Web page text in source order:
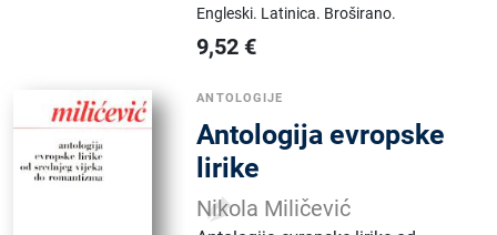
Engleski. Latinica. Broširano.
9,52 €
ANTOLOGIJE
Antologija evropske
lirike
Nikola Miličević